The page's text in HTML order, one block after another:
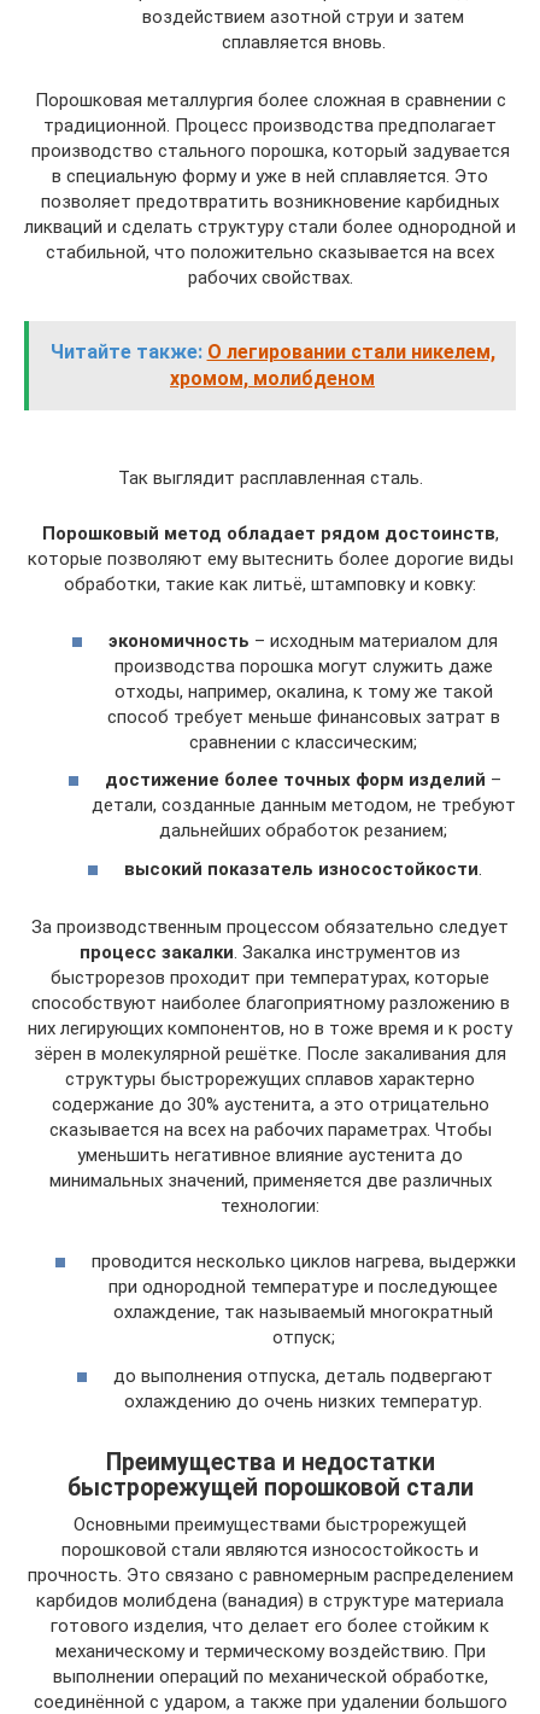
воздействием азотной струи и затем
сплавляется вновь.
Порошковая металлургия более сложная в сравнении с
традиционной. Процесс производства предполагает
производство стального порошка, который задувается
в специальную форму и уже в ней сплавляется. Это
позволяет предотвратить возникновение карбидных
ликваций и сделать структуру стали более однородной и
стабильной, что положительно сказывается на всех
рабочих свойствах.
Читайте также: О легировании стали никелем,
хромом, молибденом
Так выглядит расплавленная сталь.
Порошковый метод обладает рядом достоинств,
которые позволяют ему вытеснить более дорогие виды
обработки, такие как литьё, штамповку и ковку:
экономичность – исходным материалом для
производства порошка могут служить даже
отходы, например, окалина, к тому же такой
способ требует меньше финансовых затрат в
сравнении с классическим;
достижение более точных форм изделий –
детали, созданные данным методом, не требуют
дальнейших обработок резанием;
высокий показатель износостойкости
За производственным процессом обязательно следует
процесс закалки . Закалка инструментов из
быстрорезов проходит при температурах, которые
способствуют наиболее благоприятному разложению в
них легирующих компонентов, но в тоже время и к росту
зёрен в молекулярной решётке. После закаливания для
структуры быстрорежущих сплавов характерно
содержание до 30% аустенита, а это отрицательно
сказывается на всех на рабочих параметрах. Чтобы
уменьшить негативное влияние аустенита до
минимальных значений, применяется две различных
технологии:
проводится несколько циклов нагрева, выдержки
при однородной температуре и последующее
охлаждение, так называемый многократный
отпуск;
до выполнения отпуска, деталь подвергают
охлаждению до очень низких температур.
Преимущества и недостатки
быстрорежущей порошковой стали
Основными преимуществами быстрорежущей
порошковой стали являются износостойкость и
прочность. Это связано с равномерным распределением
карбидов молибдена (ванадия) в структуре материала
готового изделия, что делает его более стойким к
механическому и термическому воздействию. При
выполнении операций по механической обработке,
соединённой с ударом, а также при удалении большого